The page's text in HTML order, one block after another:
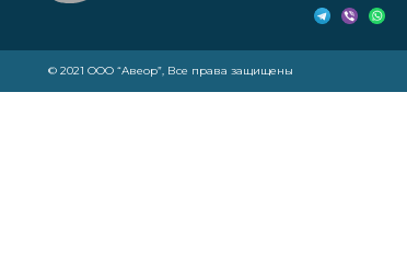
© 2021 ООО “Авеор”, Все права защищены